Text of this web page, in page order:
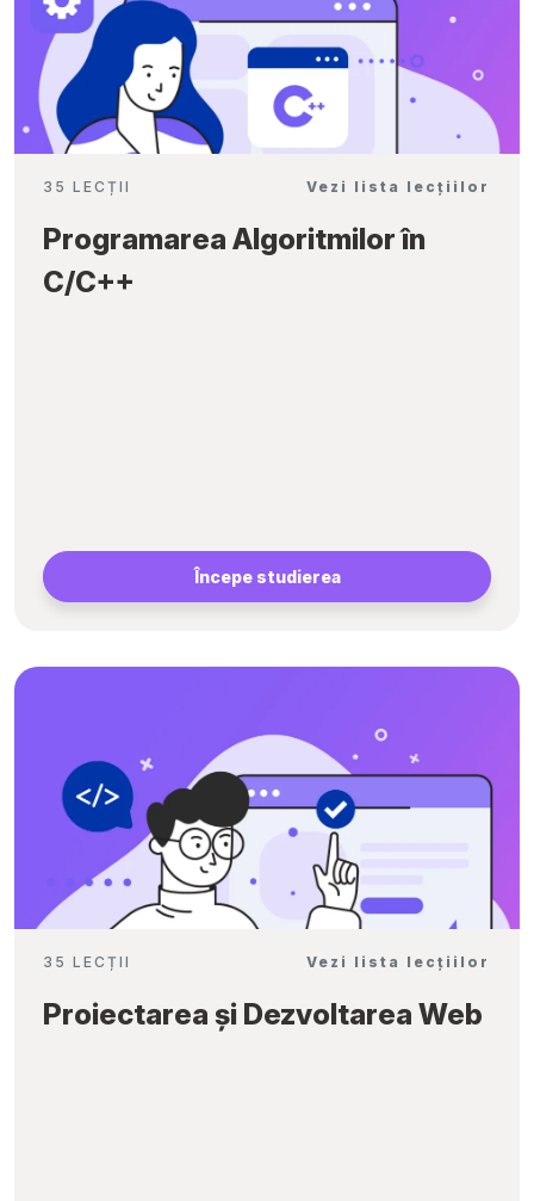
35 LECȚII Vezi lista lecțiilor
Programarea Algoritmilor în
C/C++
Începe studierea
35 LECȚII Vezi lista lecțiilor
Proiectarea și Dezvoltarea Web